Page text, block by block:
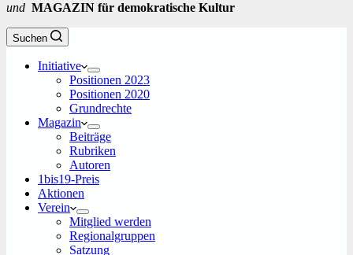
und MAGAZIN für demokratische Kultur
Suchen
Initiative
Positionen 2023
Positionen 2020
Grundrechte
Magazin
Beiträge
Rubriken
Autoren
1bis19-Preis
Aktionen
Verein
Mitglied werden
Regionalgruppen
Satzung